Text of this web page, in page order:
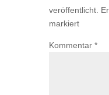
veröffentlicht.
markiert
Kommentar *